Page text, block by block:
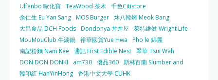
Ulfenbo 歐化寶 TeaWood 茶木 千色Citistore
余仁生 Eu Yan Sang MOS Burger 炑八韓烤 Meok Bang
大昌食品 DCH Foods Dondonya 丼丼屋
萊特維健 Wright Life
MouMouClub 牛涮鍋 裕華國貨Yue Hwa
Pho le 錦麗
南記粉麵 Nam Kee
盞記 First Edible Nest 翠華 Tsui Wah
DON DON DONKI
am730 優品360 斯林百蘭 Slumberland
韓印紅 HanYinHong 香港中文大學 CUHK